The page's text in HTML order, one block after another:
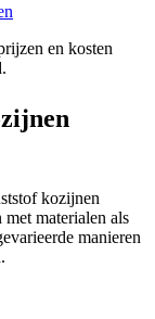
en kosten
kozijnen
materialen als
manieren